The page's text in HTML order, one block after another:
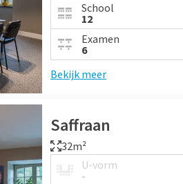
School
12
Examen
6
Bekijk meer
Saffraan
32m²
U-vorm
-